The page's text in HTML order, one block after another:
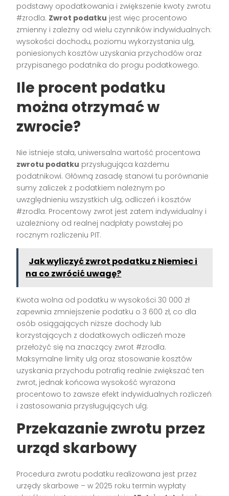
podstawy opodatkowania i zwiększenie kwoty zwrotu
#zrodla. Zwrot podatku jest więc procentowo
zmienny i zależny od wielu czynników indywidualnych:
wysokości dochodu, poziomu wykorzystania ulg,
poniesionych kosztów uzyskania przychodów oraz
przypisanego podatnika do progu podatkowego.
Ile procent podatku
można otrzymać w
zwrocie?
Nie istnieje stała, uniwersalna wartość procentowa
zwrotu podatku przysługująca każdemu
podatnikowi. Główną zasadę stanowi tu porównanie
sumy zaliczek z podatkiem należnym po
uwzględnieniu wszystkich ulg, odliczeń i kosztów
#zrodla. Procentowy zwrot jest zatem indywidualny i
uzależniony od realnej nadpłaty powstałej po
rocznym rozliczeniu PIT.
Jak wyliczyć zwrot podatku z Niemiec i
na co zwrócić uwagę?
Kwota wolna od podatku w wysokości 30 000 zł
zapewnia zmniejszenie podatku o 3 600 zł, co dla
osób osiągających niższe dochody lub
korzystających z dodatkowych odliczeń może
przełożyć się na znaczący zwrot #zrodla.
Maksymalne limity ulg oraz stosowanie kosztów
uzyskania przychodu potrafią realnie zwiększać ten
zwrot, jednak końcowa wysokość wyrażona
procentowo to zawsze efekt indywidualnych rozliczeń
i zastosowania przysługujących ulg.
Przekazanie zwrotu przez
urząd skarbowy
Procedura zwrotu podatku realizowana jest przez
urzędy skarbowe – w 2025 roku termin wypłaty